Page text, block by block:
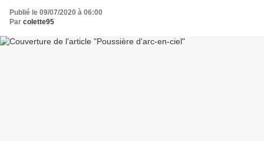
Publié le 09/07/2020 à 06:00
Par colette95